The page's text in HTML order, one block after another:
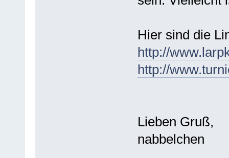
Hier sind die
http://
http://
Lieben Gruß,
nabbelchen